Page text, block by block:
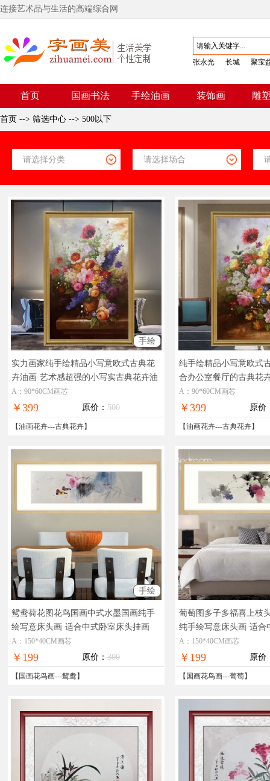
连接艺术品与生活的高端综合网
张永光 长城 聚宝
首页 国画书法 手绘油画 装饰画 雕
首页 --> 筛选中心 --> 500以下
手绘
实力画家纯手绘精品小写意欧式古典花
卉油画 艺术感超强的小写实古典花卉油
画
A：90*60CM画芯
￥399 原价： 500
【油画花卉---古典花卉】
纯手绘精品小写意欧式
合办公室餐厅的古典花
A：90*60CM画芯
￥399 原价
【油画花卉---古典花卉】
手绘
鸳鸯荷花图花鸟国画中式水墨国画纯手
绘写意床头画 适合中式卧室床头挂画
A：150*40CM画芯
￥199 原价： 300
【 国画花鸟画---鸳鸯】
葡萄图多子多福喜上枝
纯手绘写意床头画 适合
画
A：150*40CM画芯
￥199 原价
【 国画花鸟画---葡萄】